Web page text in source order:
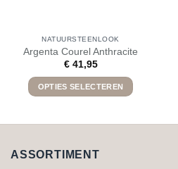
NATUURSTEENLOOK
Argenta Courel Anthracite
€41,95
OPTIES SELECTEREN
meerdere
ASSORTIMENT